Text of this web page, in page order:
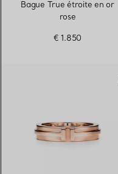
Bague True étroite en or
rose
€ 1.850